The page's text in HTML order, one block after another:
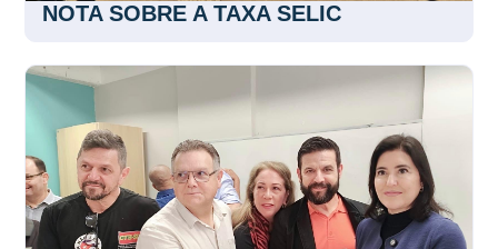
NOTA SOBRE A TAXA SELIC